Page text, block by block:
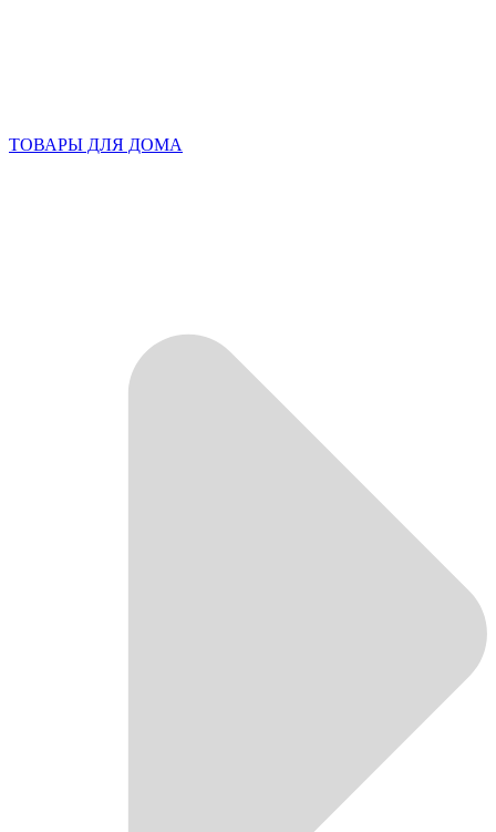
ТОВАРЫ ДЛЯ ДОМА